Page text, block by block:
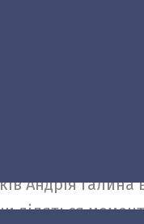
презентував
на честь
Андрія Галина
діляться